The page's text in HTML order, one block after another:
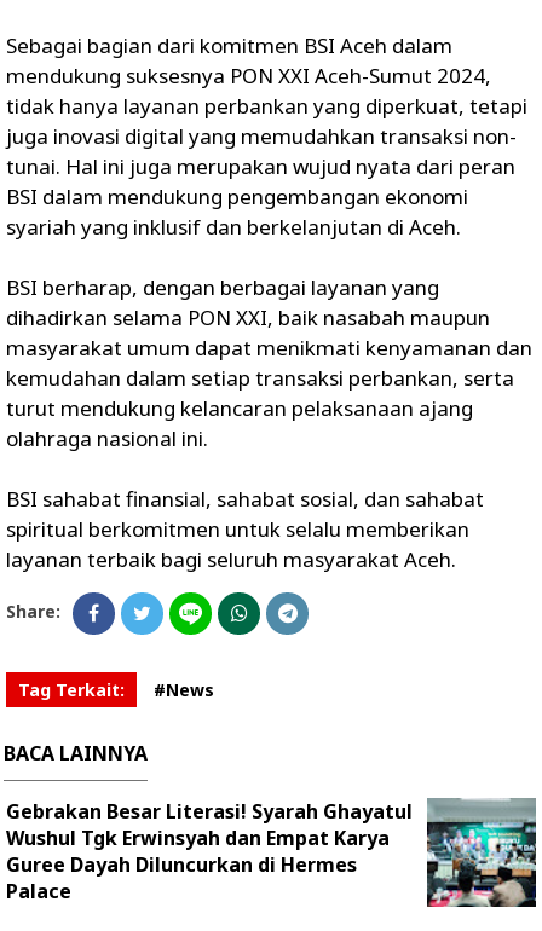
Sebagai bagian dari komitmen BSI Aceh dalam
mendukung suksesnya PON XXI Aceh-Sumut 2024,
tidak hanya layanan perbankan yang diperkuat, tetapi
juga inovasi digital yang memudahkan transaksi non-
tunai. Hal ini juga merupakan wujud nyata dari peran
BSI dalam mendukung pengembangan ekonomi
syariah yang inklusif dan berkelanjutan di Aceh.
BSI berharap, dengan berbagai layanan yang
dihadirkan selama PON XXI, baik nasabah maupun
masyarakat umum dapat menikmati kenyamanan dan
kemudahan dalam setiap transaksi perbankan, serta
turut mendukung kelancaran pelaksanaan ajang
olahraga nasional ini.
BSI sahabat finansial, sahabat sosial, dan sahabat
spiritual berkomitmen untuk selalu memberikan
layanan terbaik bagi seluruh masyarakat Aceh.
Share:
Tag Terkait: #News
BACA LAINNYA
Gebrakan Besar Literasi! Syarah Ghayatul
Wushul Tgk Erwinsyah dan Empat Karya
Guree Dayah Diluncurkan di Hermes
Palace